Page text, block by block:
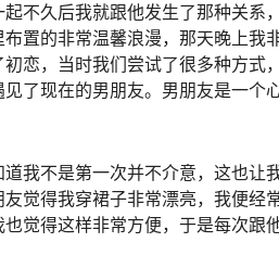
起不久后我就跟他发生了那种关系
置的非常温馨浪漫，那天晚上我
初恋，当时我们尝试了很多种方式
了现在的男朋友。男朋友是一个
我不是第一次并不介意，这也让
觉得我穿裙子非常漂亮，我便经
觉得这样非常方便，于是每次跟